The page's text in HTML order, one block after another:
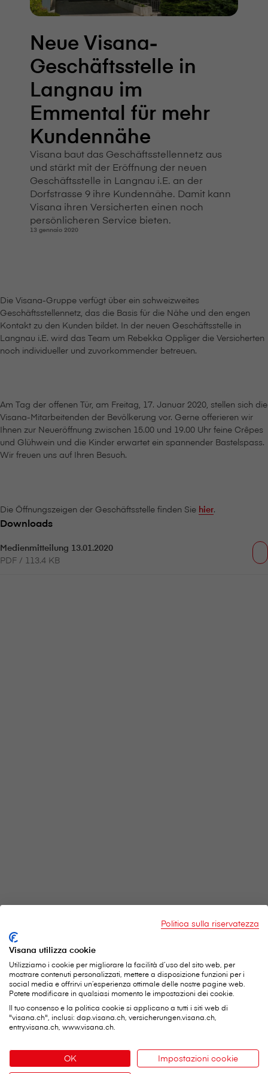
Neue V⁠i⁠s⁠a⁠n⁠a-
Geschäftsstelle in
Langnau im
Emmental für mehr
Kundennähe
V⁠i⁠s⁠a⁠n⁠a baut das Geschäftsstellennetz aus
und stärkt mit der Eröffnung der neuen
Geschäftsstelle in Langnau i.E. an der
Dorfstrasse 9 ihre Kundennähe. Damit kann
V⁠i⁠s⁠a⁠n⁠a ihren Versicherten einen noch
persönlicheren Service bieten.
13 gennaio 2020
Die V⁠i⁠s⁠a⁠n⁠a-Gruppe verfügt über ein schweizweites
Geschäftsstellennetz, das die Basis für die Nähe und den engen
Kontakt zu den Kunden bildet. In der neuen Geschäftsstelle in
Langnau i.E. wird das Team um Rebekka Oppliger die Versicherten
noch individueller und zuvorkommender betreuen.
Am Tag der offenen Tür, am Freitag, 17. Januar 2020, stellen sich die
V⁠i⁠s⁠a⁠n⁠a-Mitarbeitenden der Bevölkerung vor. Gerne offerieren wir
Ihnen zur Neueröffnung zwischen 15.00 und 19.00 Uhr feine Crêpes
und Glühwein und die Kinder erwartet ein spannender Bastelspass.
Wir freuen uns auf Ihren Besuch.
Die Öffnungszeigen der Geschäftsstelle finden Sie hier.
Downloads
Medienmitteilung 13.01.2020
PDF / 113.4 KB
V⁠i⁠s⁠a⁠n⁠a Services SA
Politica sulla riservatezza
Visana utilizza cookie
Utilizziamo i cookie per migliorare la facilità d’uso del sito web, per
mostrare contenuti personalizzati, mettere a disposizione funzioni per i
social media e offrirvi un’esperienza ottimale delle nostre pagine web.
Potete modificare in qualsiasi momento le impostazioni dei cookie.
Il tuo consenso e la politica cookie si applicano a tutti i siti web di
"visana.ch", inclusi: dap.visana.ch, versicherungen.visana.ch,
entry.visana.ch, www.visana.ch.
OK
Impostazioni cookie